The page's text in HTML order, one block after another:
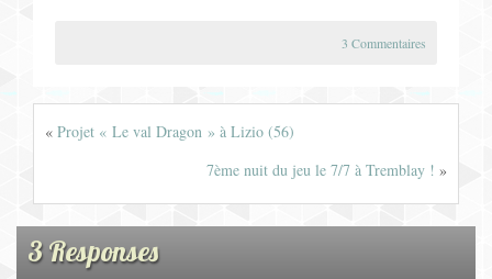
3 Commentaires
« Projet « Le val Dragon » à Lizio (56)
7ème nuit du jeu le 7/7 à Tremblay ! »
3 Responses